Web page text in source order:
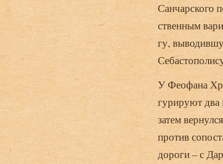
Санчарского
ственным
гу,
У Феофана
гурируют два
затем
против
дороги – с